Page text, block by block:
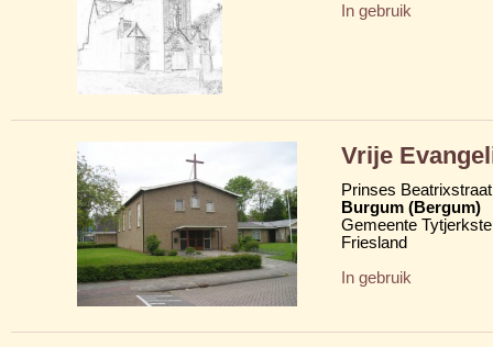
In gebruik
Vrije
Prinses
Burgum (Bergum)
Gemeente
Friesland
In gebruik